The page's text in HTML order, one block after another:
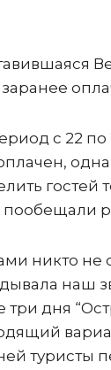
с 22 по
гостей
никто не
наш
дня
туристы